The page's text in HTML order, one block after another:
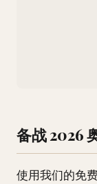
备战 2026
使用我们的免